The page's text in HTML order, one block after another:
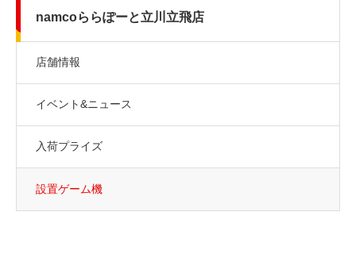
namcoららぽーと立川立飛店
店舗情報
イベント&ニュース
入荷プライズ
設置ゲーム機